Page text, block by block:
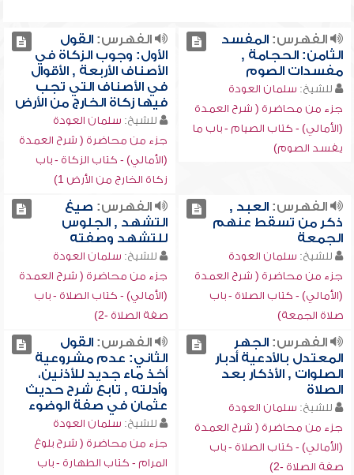
الفهرس:المفسد
الثامن: الحجامة ,
مفسدات الصوم
للشيخ: سلمان العودة
جزء من محاضرة ( شرح العمدة
(الأمالي) - كتاب الصيام - باب ما
يفسد الصوم)
الفهرس:القول
الأول: وجوب الزكاة في
الأصناف الأربعة , الأقوال
في الأصناف التي تجب
فيها زكاة الخارج من الأرض
للشيخ: سلمان العودة
جزء من محاضرة ( شرح العمدة
(الأمالي) - كتاب الزكاة - باب
زكاة الخارج من الأرض 1)
الفهرس:العبد ,
ذكر من تسقط عنهم
الجمعة
للشيخ: سلمان العودة
جزء من محاضرة ( شرح العمدة
(الأمالي) - كتاب الصلاة - باب
صلاة الجمعة)
الفهرس: صيغ
التشهد , الجلوس
للتشهد وصفته
للشيخ: سلمان العودة
جزء من محاضرة ( شرح العمدة
(الأمالي) - كتاب الصلاة - باب
صفة الصلاة -2)
الفهرس:الجهر
المعتدل بالأدعية أدبار
الصلوات , الأذكار بعد
الصلاة
للشيخ: سلمان العودة
جزء من محاضرة ( شرح العمدة
(الأمالي) - كتاب الصلاة - باب
صفة الصلاة -2)
الفهرس:القول
الثاني: عدم مشروعية
أخذ ماء جديد للأذنين،
وأدلته , تابع شرح حديث
عثمان في صفة الوضوء
للشيخ: سلمان العودة
جزء من محاضرة ( شرح بلوغ
المرام - كتاب الطهارة - باب